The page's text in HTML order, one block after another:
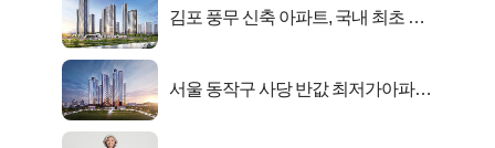
김포 풍무 신축 아파트, 국내 최초 반
서울 동작구 사당 반값 최저가아파트